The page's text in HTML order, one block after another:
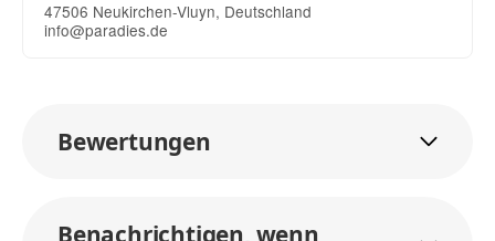
47506 Neukirchen-Vluyn, Deutschland
info@paradies.de
Bewertungen
Benachrichtigen, wenn